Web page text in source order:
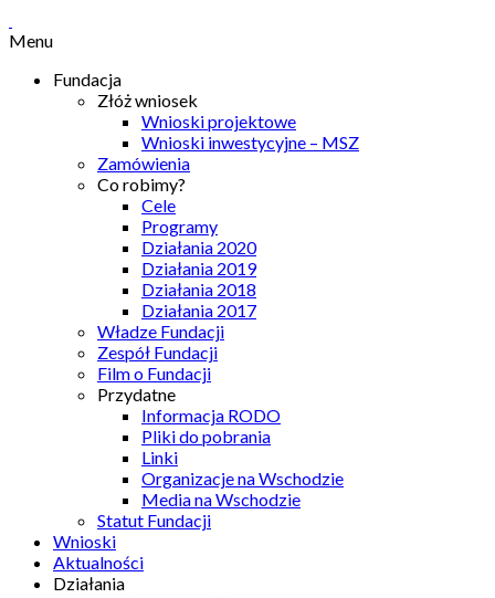
Menu
Fundacja
Złóż wniosek
Wnioski projektowe
Wnioski inwestycyjne – MSZ
Zamówienia
Co robimy?
Cele
Programy
Działania 2020
Działania 2019
Działania 2018
Działania 2017
Władze Fundacji
Zespół Fundacji
Film o Fundacji
Przydatne
Informacja RODO
Pliki do pobrania
Linki
Organizacje na Wschodzie
Media na Wschodzie
Statut Fundacji
Wnioski
Aktualności
Działania